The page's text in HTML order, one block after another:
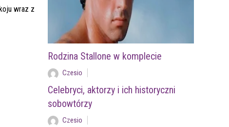
wraz z
Rodzina Stallone w komplecie
Czesio
Celebryci, aktorzy i ich historyczni
sobowtórzy
Czesio